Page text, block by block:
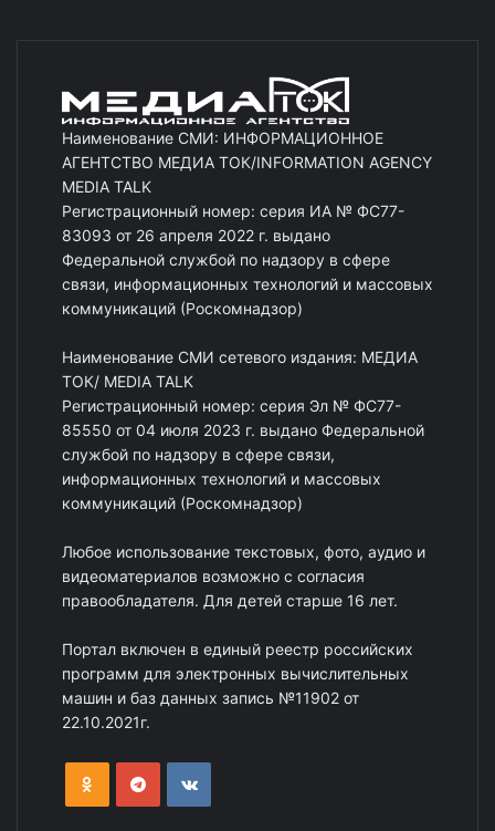
Наименование СМИ: ИНФОРМАЦИОННОЕ
АГЕНТСТВО МЕДИА ТОК/INFORMATION AGENCY
MEDIA TALK
Регистрационный номер: серия ИА № ФС77-
83093 от 26 апреля 2022 г. выдано
Федеральной службой по надзору в сфере
связи, информационных технологий и массовых
коммуникаций (Роскомнадзор)
Наименование СМИ сетевого издания: МЕДИА
ТОК/ MEDIA TALK
Регистрационный номер: серия Эл № ФС77-
85550 от 04 июля 2023 г. выдано Федеральной
службой по надзору в сфере связи,
информационных технологий и массовых
коммуникаций (Роскомнадзор)
Любое использование текстовых, фото, аудио и
видеоматериалов возможно с согласия
правообладателя. Для детей старше 16 лет.
Портал включен в единый реестр российских
программ для электронных вычислительных
машин и баз данных запись №11902 от
22.10.2021г.